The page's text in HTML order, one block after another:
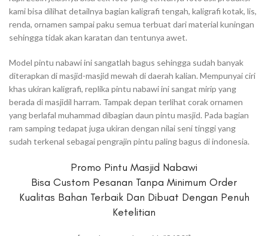
kami bisa dilihat detailnya bagian kaligrafi tengah, kaligrafi kotak, lis,
renda, ornamen sampai paku semua terbuat dari material kuningan
sehingga tidak akan karatan dan tentunya awet.
Model pintu nabawi ini sangatlah bagus sehingga sudah banyak
diterapkan di masjid-masjid mewah di daerah kalian. Mempunyai ciri
khas ukiran kaligrafi, replika pintu nabawi ini sangat mirip yang
berada di masjidil harram. Tampak depan terlihat corak ornamen
yang berlafal muhammad dibagian daun pintu masjid. Pada bagian
ram samping tedapat juga ukiran dengan nilai seni tinggi yang
sudah terkenal sebagai pengrajin pintu paling bagus di indonesia.
Promo Pintu Masjid Nabawi
Bisa Custom Pesanan Tanpa Minimum Order
Kualitas Bahan Terbaik Dan Dibuat Dengan Penuh
Ketelitian